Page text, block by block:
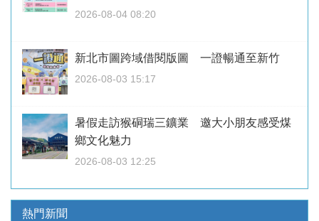
2026-08-04 08:20
新北市圖跨域借閱版圖 一證暢通至新竹
2026-08-03 15:17
暑假走訪猴硐瑞三鑛業 邀大小朋友感受煤
鄉文化魅力
2026-08-03 12:25
熱門新聞